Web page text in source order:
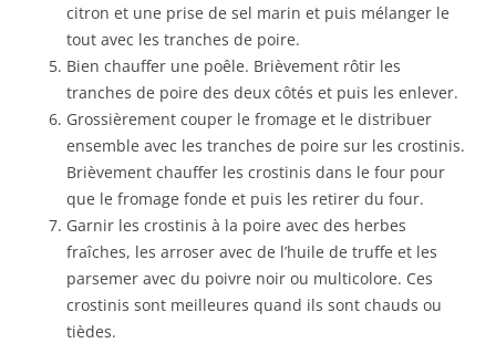
citron et une prise de sel marin et puis mélanger le
tout avec les tranches de poire.
Bien chauffer une poêle. Brièvement rôtir les
tranches de poire des deux côtés et puis les enlever.
Grossièrement couper le fromage et le distribuer
ensemble avec les tranches de poire sur les crostinis.
Brièvement chauffer les crostinis dans le four pour
que le fromage fonde et puis les retirer du four.
Garnir les crostinis à la poire avec des herbes
fraîches, les arroser avec de l’huile de truffe et les
parsemer avec du poivre noir ou multicolore. Ces
crostinis sont meilleures quand ils sont chauds ou
tièdes.